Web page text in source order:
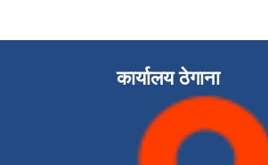
कार्यालय ठेगाना